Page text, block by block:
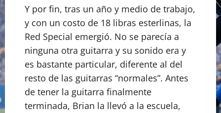
Y por fin, tras un año y medio de trabajo,
y con un costo de 18 libras esterlinas, la
Red Special emergió. No se parecía a
ninguna otra guitarra y su sonido era y
es bastante particular, diferente al del
resto de las guitarras “normales”. Antes
de tener la guitarra finalmente
terminada, Brian la llevó a la escuela,